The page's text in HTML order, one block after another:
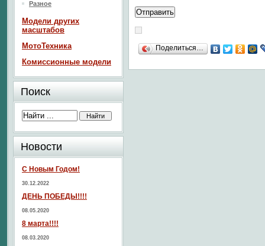
Поделиться…
Разное
Модели других
масштабов
МотоТехника
Комиссионные модели
Поиск
Новости
С Новым Годом!
30.12.2022
ДЕНЬ ПОБЕДЫ!!!!
08.05.2020
8 марта!!!!
08.03.2020